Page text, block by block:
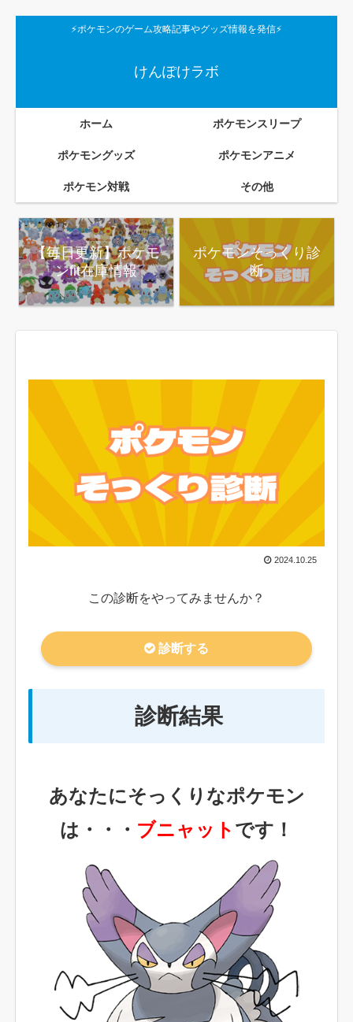
⚡ポケモンのゲーム攻略記事やグッズ情報を発信⚡
けんぽけラボ
ホーム ポケモンスリープ
ポケモングッズ ポケモンアニメ
ポケモン対戦 その他
【毎日更新】ポケモ
ンfit在庫情報
ポケモンそっくり診
断
2024.10.25
この診断をやってみませんか？
診断する
診断結果
あなたにそっくりなポケモン
は・・・ ブニャット です！